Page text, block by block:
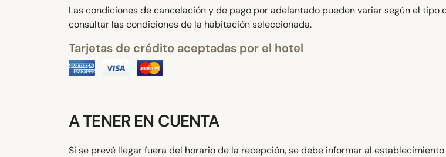
Las condiciones de cancelación y de pago por adelantado pueden variar según el
consultar las condiciones de la habitación seleccionada.
Tarjetas de crédito aceptadas por el hotel
A TENER EN CUENTA
Si se prevé llegar fuera del horario de la recepción, se debe informar al